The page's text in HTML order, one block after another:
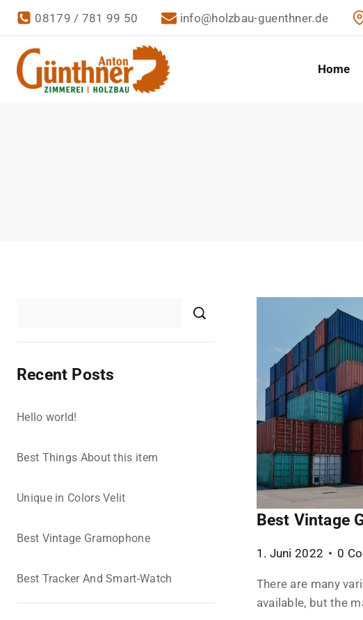
08179 / 781 99 50 info@holzbau-guenthner.de
Home
Best Vintage
1. Juni 2022 0
There are many
available, but the
Recent Posts
Hello world!
Best Things About this item
Unique in Colors Velit
Best Vintage Gramophone
Best Tracker And Smart-Watch